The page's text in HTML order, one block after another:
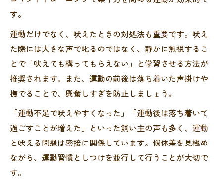
す。
運動だけでなく、吠えたときの対処法も重要です。吠え
た際には大きな声で叱るのではなく、静かに無視するこ
とで「吠えても構ってもらえない」と学習させる方法が
推奨されます。また、運動の前後は落ち着いた声掛けや
撫でることで、興奮しすぎを防止しましょう。
「運動不足で吠えやすくなった」「運動後は落ち着いて
過ごすことが増えた」といった飼い主の声も多く、運動
と吠える問題は密接に関係しています。個体差を見極め
ながら、運動習慣としつけを並行して行うことが大切で
す。